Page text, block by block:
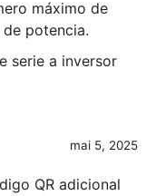
máximo de
potencia.
serie a inversor
mai 5, 2025
QR adicional